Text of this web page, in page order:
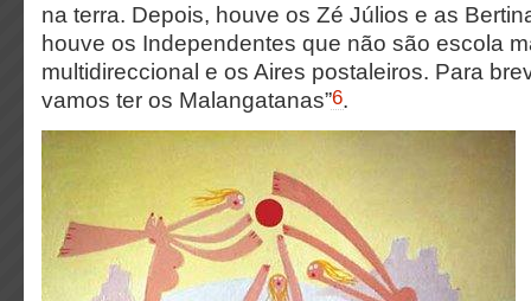
na terra. Depois, houve os Zé Júlios e as
houve os Independentes que não são escola
multidireccional e os Aires postaleiros. Para
vamos ter os Malangatanas”6.